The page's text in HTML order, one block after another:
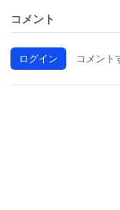
コメント
ログイン コメント